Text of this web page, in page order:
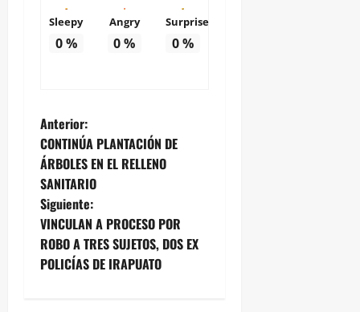
Sleepy
0%
Angry
0%
Surprise
0%
N
a
v
e
g
Anterior:
CONTINÚA PLANTACIÓN DE
ÁRBOLES EN EL RELLENO
SANITARIO
Siguiente:
VINCULAN A PROCESO POR
ROBO A TRES SUJETOS, DOS EX
POLICÍAS DE IRAPUATO